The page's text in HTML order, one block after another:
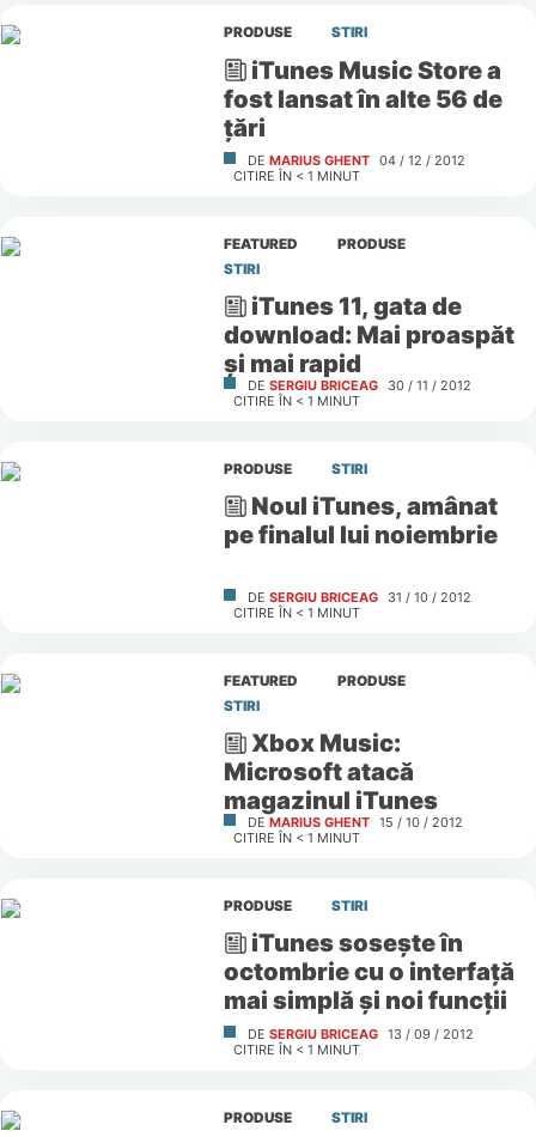
PRODUSE STIRI
iTunes Music Store a
fost lansat în alte 56 de
ţări
DE MARIUS GHENT 04 / 12 / 2012
CITIRE ÎN < 1 MINUT
FEATURED
PRODUSE
STIRI
iTunes 11, gata de
download: Mai proaspăt
și mai rapid
DE SERGIU BRICEAG
30 / 11 / 2012
CITIRE ÎN < 1 MINUT
PRODUSE STIRI
Noul iTunes, amânat
pe finalul lui noiembrie
DE SERGIU BRICEAG
31 / 10 / 2012
CITIRE ÎN < 1 MINUT
FEATURED
PRODUSE
STIRI
Xbox Music:
Microsoft atacă
magazinul iTunes
DE MARIUS GHENT 15 / 10 / 2012
CITIRE ÎN < 1 MINUT
PRODUSE STIRI
iTunes soseşte în
octombrie cu o interfaţă
mai simplă şi noi funcţii
DE SERGIU BRICEAG 13 / 09 / 2012
CITIRE ÎN < 1 MINUT
PRODUSE STIRI